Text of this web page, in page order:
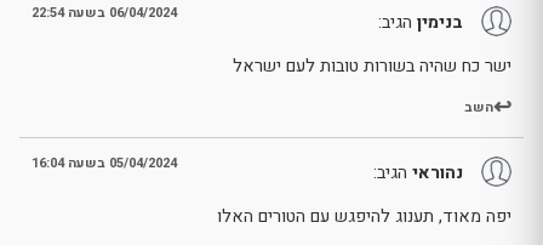
בנימין הגיב: 06/04/2024 בשעה 22:54
ישר כח שהיה בשורות טובות לעם ישראל
השב
נהוראי הגיב: 05/04/2024 בשעה 16:04
יפה מאוד, תענוג להיפגש עם הטורים האלו